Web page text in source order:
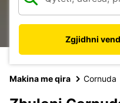
Zgjidhni
Makina me qira Cornuda